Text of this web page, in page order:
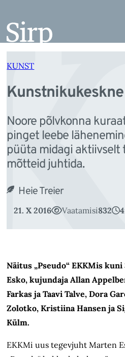
juurde
KUNST
Noore põlvkonna
pinget leebe
püüta midagi aktiivselt
mõtteid juhtida.
Heie Treier
21. X 2016 Vaatamisi832 4
Näitus „Pseudo“ EKKMis
Esko, kujundaja Allan
Farkas ja Taavi Talve, Dora
Zolotko, Kristiina Hansen ja
Külm.
EKKMi uus tegevjuht Marten